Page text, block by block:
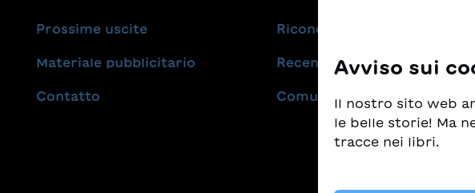
Prossime uscite
Materiale pubblicitario
Contatto
Riconoscimenti
Recensioni
Comunicati stampa
Avviso sui
Il nostro sito web
le belle storie! Ma
tracce nei libri.
Prendiamo molto